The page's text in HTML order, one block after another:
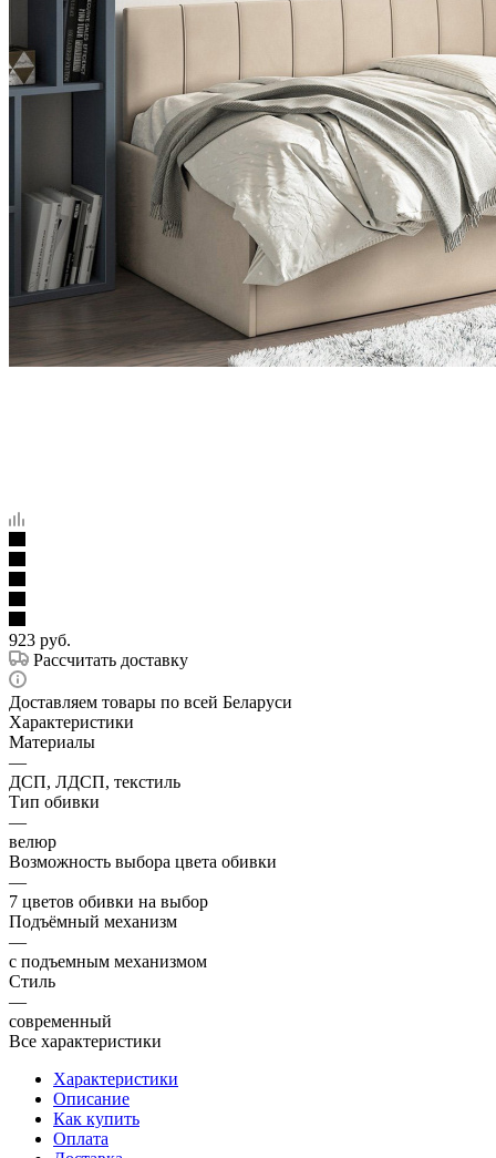
923 руб.
Рассчитать доставку
Доставляем товары по всей Беларуси
Характеристики
Материалы
—
ДСП, ЛДСП, текстиль
Тип обивки
—
велюр
Возможность выбора цвета обивки
—
7 цветов обивки на выбор
Подъёмный механизм
—
с подъемным механизмом
Стиль
—
современный
Все характеристики
Характеристики
Описание
Как купить
Оплата